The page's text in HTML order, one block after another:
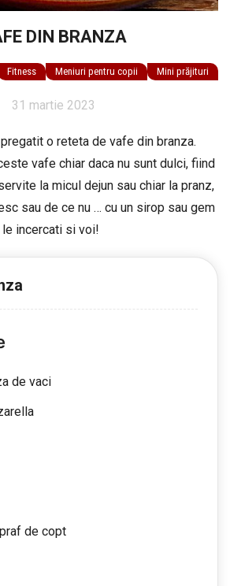
DIN BRANZA
Fitness Meniuri pentru copii Mini prăjituri
31 martie 2023
o reteta de vafe din branza.
vafe chiar daca nu sunt dulci, fiind
la micul dejun sau chiar la pranz,
sau de ce nu … cu un sirop sau gem
le incercati si voi!
de vaci
de copt